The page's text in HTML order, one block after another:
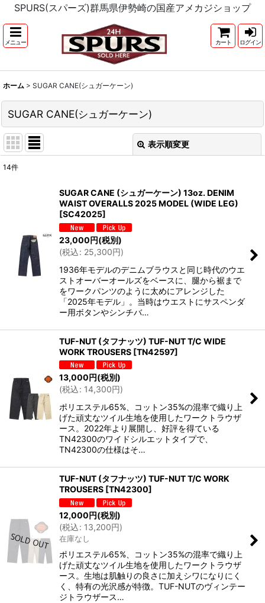
SPURS(スパーズ)群馬県伊勢崎の国産アメカジショップ
メニュー カート ログイン
ホーム > SUGAR CANE(シュガーケーン)
SUGAR CANE(シュガーケーン)
表示順変更
並び順:
絞り込む
14件
SUGAR CANE (シュガーケーン) 13oz. DENIM
WAIST OVERALLS 2025 MODEL (WIDE LEG)
[SC42025]
23,000円(税別)
(税込: 25,300円)
1936年モデルのデニムブラウスと同じ時代のウエ
ストオーバーオールズをベースに、腿から裾まで
をワークパンツのように太めにアレンジした
「2025年モデル」。当時はウエストにサスペンダ
ー用ボタンやシンチバ…
TUF-NUT (タフナッツ) TUF-NUT T/C WIDE
WORK TROUSERS [TN42597]
13,000円(税別)
(税込: 14,300円)
ポリエステル65%、コットン35%の混率で織り上
げた頑丈なツイル生地を使用したワークトラウザ
ース。2022年より展開し、好評を得ている
TN42300のワイドシルエットタイプで、
TN42300の仕様はそ…
TUF-NUT (タフナッツ) TUF-NUT T/C WORK
TROUSERS [TN42300]
12,000円(税別)
(税込: 13,200円)
在庫なし
ポリエステル65%、コットン35%の混率で織り上
げた頑丈なツイル生地を使用したワークトラウザ
ース。生地は肌触りの良さに加えシワになりにく
く、特有の光沢感が特徴。TUF-NUTのヴィンテー
ジトラウザース…